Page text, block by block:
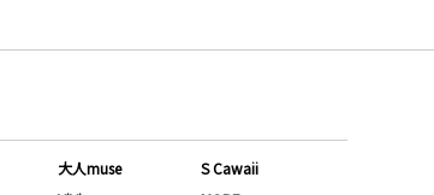
大人muse
S Cawaii